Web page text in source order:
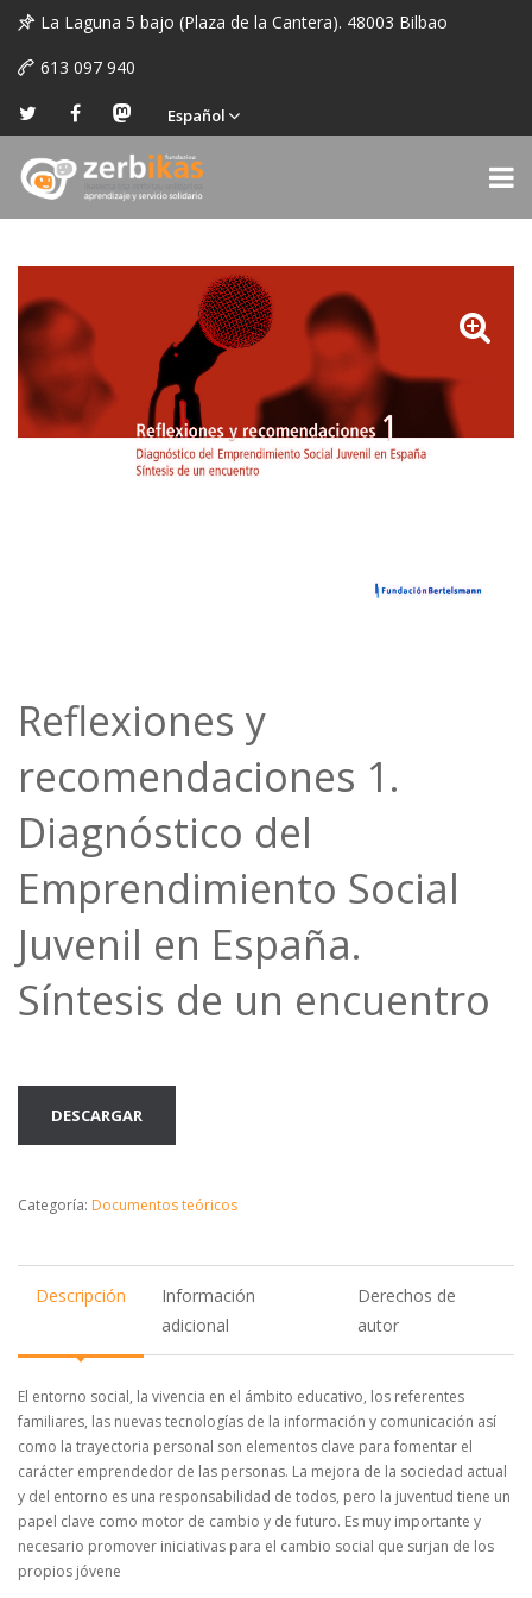
La Laguna 5 bajo (Plaza de la Cantera). 48003 Bilbao
613 097 940
Español
Reflexiones y
recomendaciones 1.
Diagnóstico del
Emprendimiento Social
Juvenil en España.
Síntesis de un encuentro
DESCARGAR
Categoría: Documentos teóricos
Descripción
Información
adicional
Derechos de
autor
El entorno social, la vivencia en el ámbito educativo, los referentes
familiares, las nuevas tecnologías de la información y comunicación así
como la trayectoria personal son elementos clave para fomentar el
carácter emprendedor de las personas. La mejora de la sociedad actual
y del entorno es una responsabilidad de todos, pero la juventud tiene un
papel clave como motor de cambio y de futuro. Es muy importante y
necesario promover iniciativas para el cambio social que surjan de los
propios jóvene